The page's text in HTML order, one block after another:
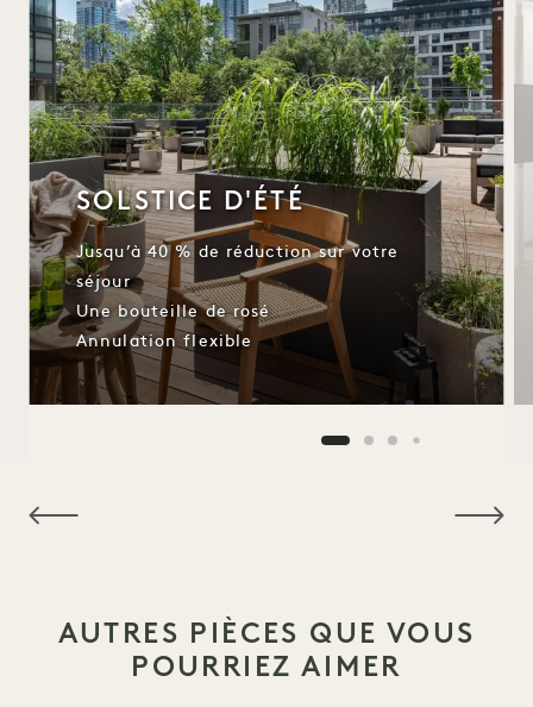
SOLSTICE D'ÉTÉ
Jusqu’à 40 % de réduction sur votre
séjour
Une bouteille de rosé
Annulation flexible
AUTRES PIÈCES QUE VOUS
POURRIEZ AIMER